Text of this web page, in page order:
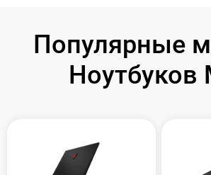
Популярные
Ноутбуков